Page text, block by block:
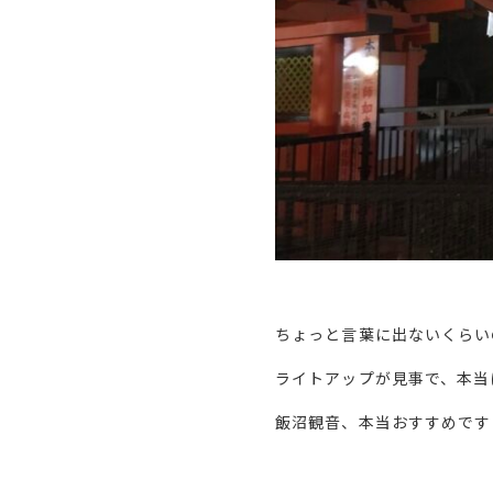
ちょっと言葉に出ないくら
ライトアップが見事で、本
飯沼観音、本当おすすめで